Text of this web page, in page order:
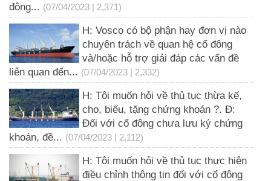
đông... (07/04/2023 | 2,371)
H: Vosco có bộ phận hay đơn vị nào
chuyên trách về quan hệ cổ đông
và/hoặc hỗ trợ giải đáp các vấn đề
liên quan đến... (07/04/2023 | 2,332)
H: Tôi muốn hỏi về thủ tục thừa kế,
cho, biếu, tặng chứng khoán ?. Đ:
Đối với cổ đông chưa lưu ký chứng
khoán, đề... (07/04/2023 | 2,112)
H: Tôi muốn hỏi về thủ tục thực hiện
điều chỉnh thông tin đối với cổ đông